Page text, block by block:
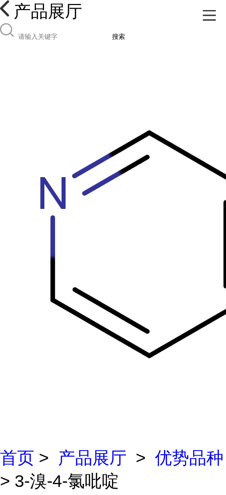
产品展厅
搜索
首页 > 产品展厅 > 优势品种
> 3-溴-4-氯吡啶